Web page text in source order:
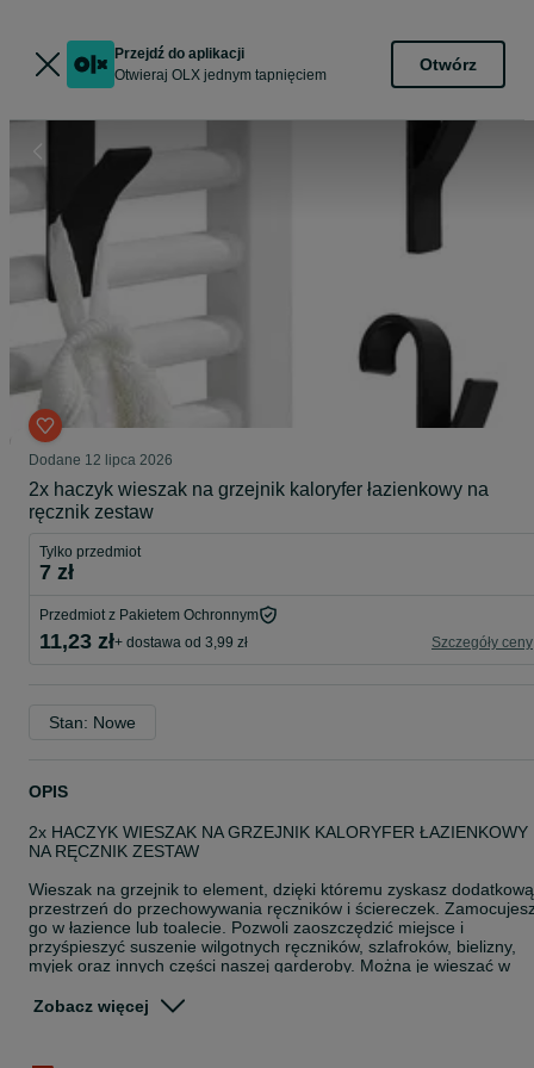
Przejdź do aplikacji
Otwieraj OLX jednym tapnięciem
Otwórz
Dodane 12 lipca 2026
2x haczyk wieszak na grzejnik kaloryfer łazienkowy na
ręcznik zestaw
Tylko przedmiot
7 zł
Przedmiot z Pakietem Ochronnym
11,23 zł+ dostawa od 3,99 zł Szczegóły ceny
Stan: Nowe
OPIS
2x HACZYK WIESZAK NA GRZEJNIK KALORYFER ŁAZIENKOWY
NA RĘCZNIK ZESTAW
Wieszak na grzejnik to element, dzięki któremu zyskasz dodatkową
przestrzeń do przechowywania ręczników i ściereczek.
go w łazience lub toalecie. Pozwoli zaoszczędzić miejsce i
przyśpieszyć suszenie wilgotnych ręczników, szlafroków, bielizny,
myjek oraz innych części naszej garderoby. Można je wieszać w
Zobacz więcej